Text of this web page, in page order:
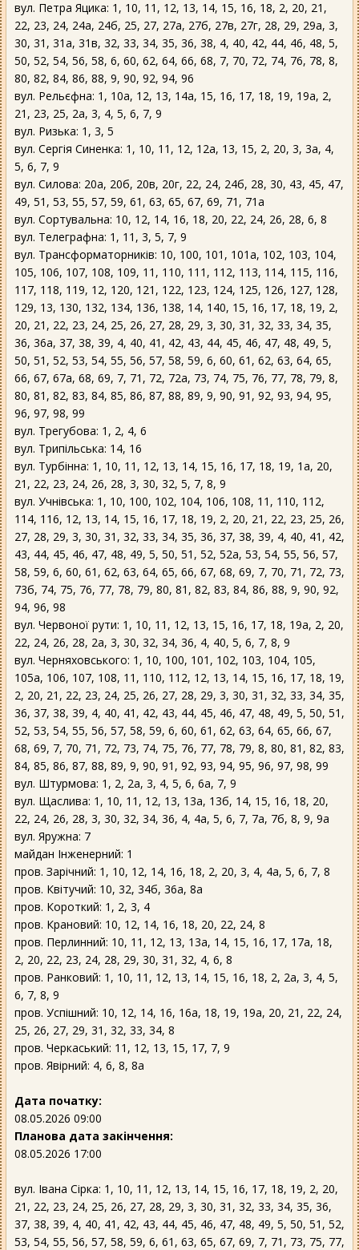
вул. Петра Яцика: 1, 10, 11, 12, 13, 14, 15, 16, 18, 2, 20, 21,
22, 23, 24, 24а, 24б, 25, 27, 27а, 27б, 27в, 27г, 28, 29, 29а, 3,
30, 31, 31а, 31в, 32, 33, 34, 35, 36, 38, 4, 40, 42, 44, 46, 48, 5,
50, 52, 54, 56, 58, 6, 60, 62, 64, 66, 68, 7, 70, 72, 74, 76, 78, 8,
80, 82, 84, 86, 88, 9, 90, 92, 94, 96
вул. Рельєфна: 1, 10а, 12, 13, 14а, 15, 16, 17, 18, 19, 19а, 2,
21, 23, 25, 2а, 3, 4, 5, 6, 7, 9
вул. Ризька: 1, 3, 5
вул. Сергія Синенка: 1, 10, 11, 12, 12а, 13, 15, 2, 20, 3, 3а, 4,
5, 6, 7, 9
вул. Силова: 20а, 20б, 20в, 20г, 22, 24, 24б, 28, 30, 43, 45, 47,
49, 51, 53, 55, 57, 59, 61, 63, 65, 67, 69, 71, 71а
вул. Сортувальна: 10, 12, 14, 16, 18, 20, 22, 24, 26, 28, 6, 8
вул. Телеграфна: 1, 11, 3, 5, 7, 9
вул. Трансформаторників: 10, 100, 101, 101а, 102, 103, 104,
105, 106, 107, 108, 109, 11, 110, 111, 112, 113, 114, 115, 116,
117, 118, 119, 12, 120, 121, 122, 123, 124, 125, 126, 127, 128,
129, 13, 130, 132, 134, 136, 138, 14, 140, 15, 16, 17, 18, 19, 2,
20, 21, 22, 23, 24, 25, 26, 27, 28, 29, 3, 30, 31, 32, 33, 34, 35,
36, 36а, 37, 38, 39, 4, 40, 41, 42, 43, 44, 45, 46, 47, 48, 49, 5,
50, 51, 52, 53, 54, 55, 56, 57, 58, 59, 6, 60, 61, 62, 63, 64, 65,
66, 67, 67а, 68, 69, 7, 71, 72, 72а, 73, 74, 75, 76, 77, 78, 79, 8,
80, 81, 82, 83, 84, 85, 86, 87, 88, 89, 9, 90, 91, 92, 93, 94, 95,
96, 97, 98, 99
вул. Трегубова: 1, 2, 4, 6
вул. Трипільська: 14, 16
вул. Турбінна: 1, 10, 11, 12, 13, 14, 15, 16, 17, 18, 19, 1а, 20,
21, 22, 23, 24, 26, 28, 3, 30, 32, 5, 7, 8, 9
вул. Учнівська: 1, 10, 100, 102, 104, 106, 108, 11, 110, 112,
114, 116, 12, 13, 14, 15, 16, 17, 18, 19, 2, 20, 21, 22, 23, 25, 26,
27, 28, 29, 3, 30, 31, 32, 33, 34, 35, 36, 37, 38, 39, 4, 40, 41, 42,
43, 44, 45, 46, 47, 48, 49, 5, 50, 51, 52, 52а, 53, 54, 55, 56, 57,
58, 59, 6, 60, 61, 62, 63, 64, 65, 66, 67, 68, 69, 7, 70, 71, 72, 73,
73б, 74, 75, 76, 77, 78, 79, 80, 81, 82, 83, 84, 86, 88, 9, 90, 92,
94, 96, 98
вул. Червоної рути: 1, 10, 11, 12, 13, 15, 16, 17, 18, 19а, 2, 20,
22, 24, 26, 28, 2а, 3, 30, 32, 34, 36, 4, 40, 5, 6, 7, 8, 9
вул. Черняховського: 1, 10, 100, 101, 102, 103, 104, 105,
105а, 106, 107, 108, 11, 110, 112, 12, 13, 14, 15, 16, 17, 18, 19,
2, 20, 21, 22, 23, 24, 25, 26, 27, 28, 29, 3, 30, 31, 32, 33, 34, 35,
36, 37, 38, 39, 4, 40, 41, 42, 43, 44, 45, 46, 47, 48, 49, 5, 50, 51,
52, 53, 54, 55, 56, 57, 58, 59, 6, 60, 61, 62, 63, 64, 65, 66, 67,
68, 69, 7, 70, 71, 72, 73, 74, 75, 76, 77, 78, 79, 8, 80, 81, 82, 83,
84, 85, 86, 87, 88, 89, 9, 90, 91, 92, 93, 94, 95, 96, 97, 98, 99
вул. Штурмова: 1, 2, 2а, 3, 4, 5, 6, 6а, 7, 9
вул. Щаслива: 1, 10, 11, 12, 13, 13а, 13б, 14, 15, 16, 18, 20,
22, 24, 26, 28, 3, 30, 32, 34, 36, 4, 4а, 5, 6, 7, 7а, 7б, 8, 9, 9а
вул. Яружна: 7
майдан Інженерний: 1
пров. Зарічний: 1, 10, 12, 14, 16, 18, 2, 20, 3, 4, 4а, 5, 6, 7, 8
пров. Квітучий: 10, 32, 34б, 36а, 8а
пров. Короткий: 1, 2, 3, 4
пров. Крановий: 10, 12, 14, 16, 18, 20, 22, 24, 8
пров. Перлинний: 10, 11, 12, 13, 13а, 14, 15, 16, 17, 17а, 18,
2, 20, 22, 23, 24, 28, 29, 30, 31, 32, 4, 6, 8
пров. Ранковий: 1, 10, 11, 12, 13, 14, 15, 16, 18, 2, 2а, 3, 4, 5,
6, 7, 8, 9
пров. Успішний: 10, 12, 14, 16, 16а, 18, 19, 19а, 20, 21, 22, 24,
25, 26, 27, 29, 31, 32, 33, 34, 8
пров. Черкаський: 11, 12, 13, 15, 17, 7, 9
пров. Явірний: 4, 6, 8, 8а
Дата початку:
08.05.2026 09:00
Планова дата закінчення:
08.05.2026 17:00
вул. Івана Сірка: 1, 10, 11, 12, 13, 14, 15, 16, 17, 18, 19, 2, 20,
21, 22, 23, 24, 25, 26, 27, 28, 29, 3, 30, 31, 32, 33, 34, 35, 36,
37, 38, 39, 4, 40, 41, 42, 43, 44, 45, 46, 47, 48, 49, 5, 50, 51, 52,
53, 54, 55, 56, 57, 58, 59, 6, 61, 63, 65, 67, 69, 7, 71, 73, 75, 77,